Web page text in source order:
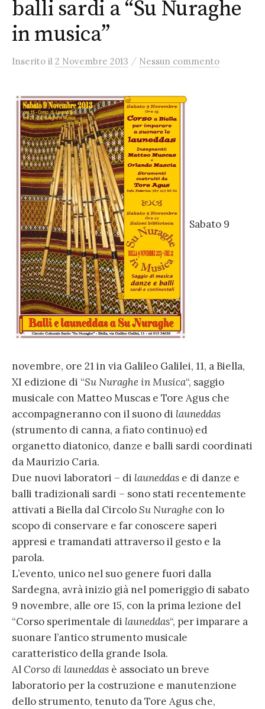
balli sardi a “Su Nuraghe
in musica”
Inserito il 2 Novembre 2013 / Nessun commento
Sabato 9
novembre, ore 21 in via Galileo Galilei, 11, a Biella,
XI edizione di “Su Nuraghe in Musica“, saggio
musicale con Matteo Muscas e Tore Agus che
accompagneranno con il suono di launeddas
(strumento di canna, a fiato continuo) ed
organetto diatonico, danze e balli sardi coordinati
da Maurizio Caria.
Due nuovi laboratori – di launeddas e di danze e
balli tradizionali sardi – sono stati recentemente
attivati a Biella dal CircoloSu Nuraghe con lo
scopo di conservare e far conoscere saperi
appresi e tramandati attraverso il gesto e la
parola.
L’evento, unico nel suo genere fuori dalla
Sardegna, avrà inizio già nel pomeriggio di sabato
9 novembre, alle ore 15, con la prima lezione del
“Corso sperimentale di launeddas“, per imparare a
suonare l’antico strumento musicale
caratteristico della grande Isola.
AlCorso di launeddas è associato un breve
laboratorio per la costruzione e manutenzione
dello strumento, tenuto da Tore Agus che,